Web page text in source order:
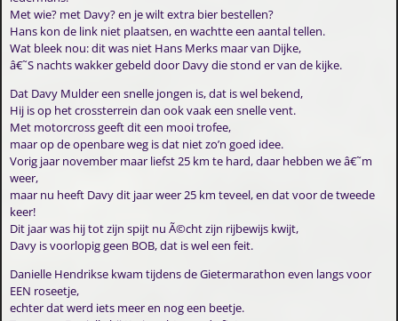
Met wie? met Davy? en je wilt extra bier bestellen?
Hans kon de link niet plaatsen, en wachtte een aantal tellen.
Wat bleek nou: dit was niet Hans Merks maar van Dijke,
â€˜S nachts wakker gebeld door Davy die stond er van de kijke.
Dat Davy Mulder een snelle jongen is, dat is wel bekend,
Hij is op het crossterrein dan ook vaak een snelle vent.
Met motorcross geeft dit een mooi trofee,
maar op de openbare weg is dat niet zo’n goed idee.
Vorig jaar november maar liefst 25 km te hard, daar hebben we â€˜m
weer,
maar nu heeft Davy dit jaar weer 25 km teveel, en dat voor de tweede
keer!
Dit jaar was hij tot zijn spijt nu Ã©cht zijn rijbewijs kwijt,
Davy is voorlopig geen BOB, dat is wel een feit.
Danielle Hendrikse kwam tijdens de Gietermarathon even langs voor
EEN roseetje,
echter dat werd iets meer en nog een beetje.